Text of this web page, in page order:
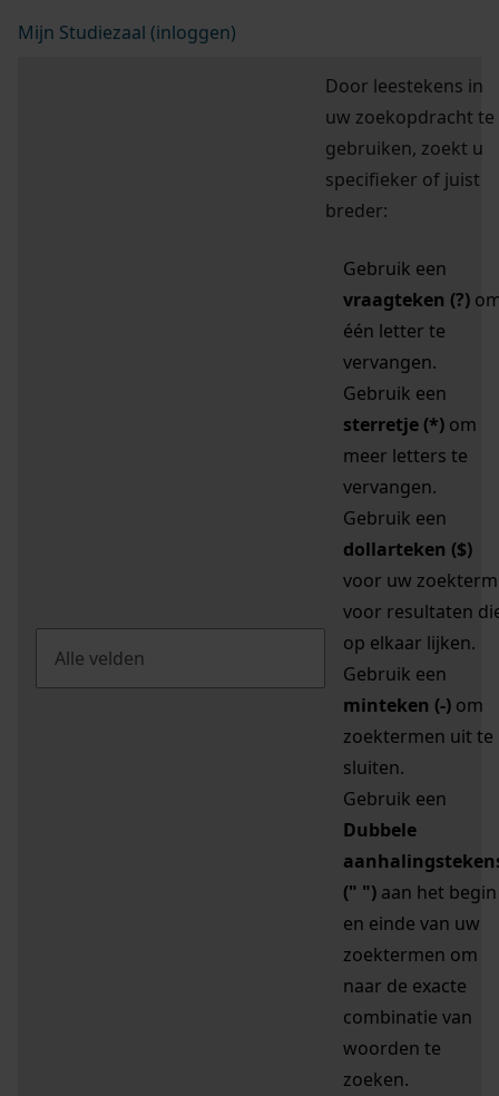
Mijn Studiezaal (inloggen)
Door leestekens in
uw zoekopdracht te
gebruiken, zoekt u
specifieker of juist
breder:
Gebruik een
vraagteken (?)
één letter te
vervangen.
Gebruik een
sterretje (*) om
meer letters te
vervangen.
Gebruik een
dollarteken ($)
voor uw zoekterm
voor resultaten
op elkaar lijken.
Gebruik een
minteken (-) om
zoektermen uit te
sluiten.
Gebruik een
Dubbele
(" ") aan het begin
en einde van uw
zoektermen om
naar de exacte
combinatie van
woorden te
zoeken.